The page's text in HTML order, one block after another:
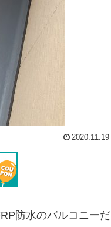
2020.11.19
防水のバルコニーだ